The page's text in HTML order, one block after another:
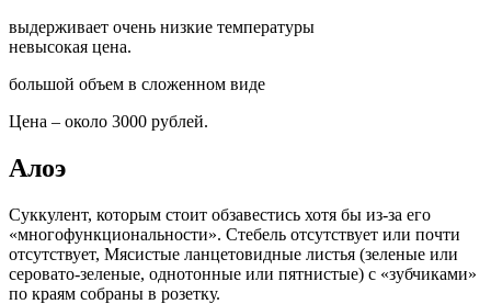
выдерживает очень низкие температуры
невысокая цена.
большой объем в сложенном виде
Цена – около 3000 рублей.
Алоэ
Суккулент, которым стоит обзавестись хотя бы из-за его
«многофункциональности». Стебель отсутствует или почти
отсутствует, Мясистые ланцетовидные листья (зеленые или
серовато-зеленые, однотонные или пятнистые) с «зубчиками»
по краям собраны в розетку.